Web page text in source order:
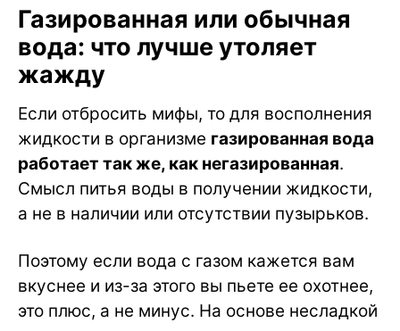
Газированная или обычная
вода: что лучше утоляет
жажду
Если отбросить мифы, то для восполнения
жидкости в организме газированная вода
работает так же, как негазированная.
Смысл питья воды в получении жидкости,
а не в наличии или отсутствии пузырьков.
Поэтому если вода с газом кажется вам
вкуснее и из-за этого вы пьете ее охотнее,
это плюс, а не минус. На основе несладкой